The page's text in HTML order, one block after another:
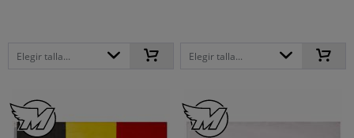
Elegir talla... Elegir talla...